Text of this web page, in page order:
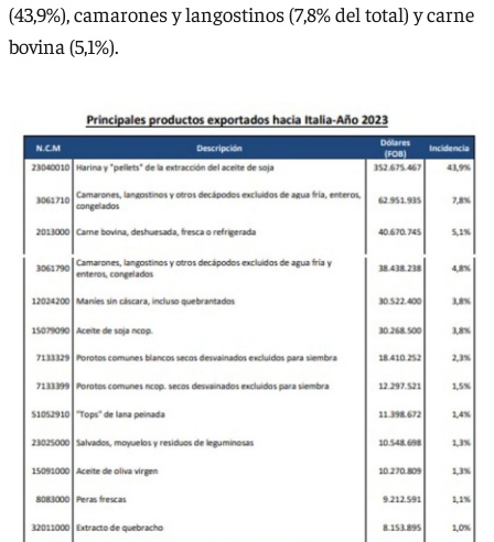
(43,9%), camarones y langostinos (7,8% del total) y carne
bovina (5,1%).